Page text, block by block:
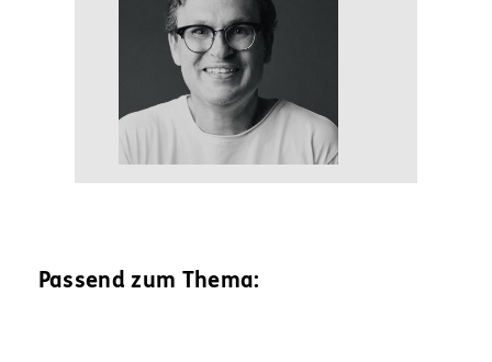
Passend zum Thema: